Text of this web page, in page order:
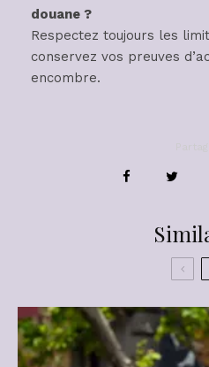
douane ?
Respectez toujours les
conservez vos preuves
encombre.